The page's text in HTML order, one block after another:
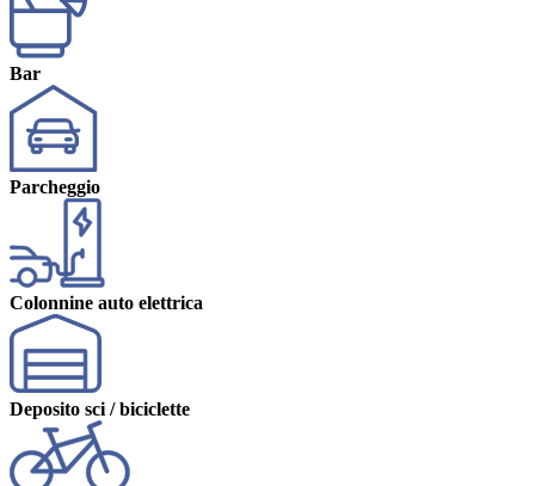
Bar
Parcheggio
Colonnine auto elettrica
Deposito sci / biciclette